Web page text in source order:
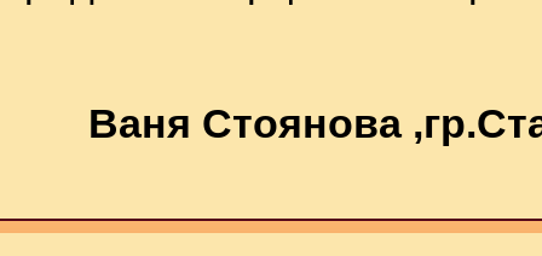
Ваня Стоянова